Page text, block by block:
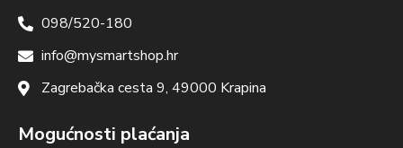
098/520-180
info@mysmartshop.hr
Zagrebačka cesta 9, 49000 Krapina
Mogućnosti plaćanja